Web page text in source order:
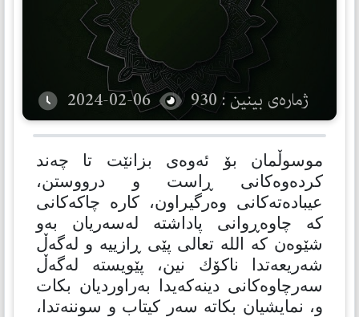
ژمارەی بینین : 930 2024-02-06
موسوڵمان بۆ ئەوەی بزانێت تا چەند
كردەوەكانی ڕاست و درووستن،
عیبادەتەكانی وەرگیراون، كارە چاكەكانی
كە چاوەڕوانی پاداشتە لەسەریان بەو
شێوەن كە الله تعالی پێی ڕازییە و لەگەڵ
شەریعەتدا ناكۆك نین، پێویستە لەگەڵ
سەرچاوەكانی دینەكەیدا بەراوردیان بكات
و، نمایشیان بكاتە سەر كیتاب و سوننەتدا،